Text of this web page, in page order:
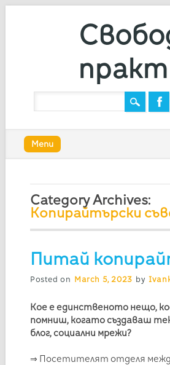
Main menu
content
Menu
Category Archives:
Копирайтърски
Питай
Posted on March 5, 2023 by
Кое е единственото нещо,
помниш, когато създаваш
блог, социални мрежи?
⇒ Посетителят отделя